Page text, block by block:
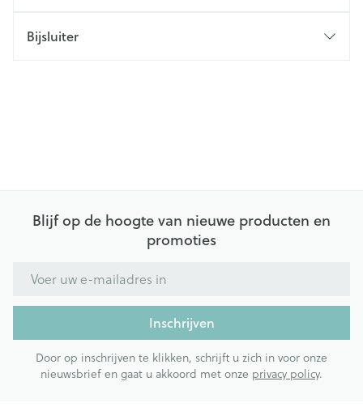
Bijsluiter
Blijf op de hoogte van nieuwe producten en
promoties
Inschrijven
Door op inschrijven te klikken, schrijft u zich in voor onze
nieuwsbrief en gaat u akkoord met onze privacy policy.